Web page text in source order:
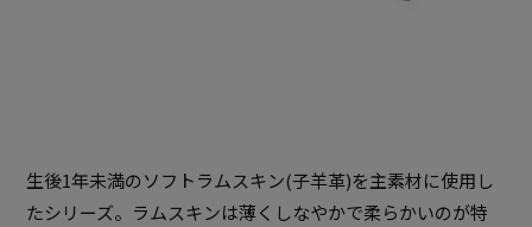
生後1年未満のソフトラムスキン(子羊革)を主素材に使用し
たシリーズ。ラムスキンは薄くしなやかで柔らかいのが特